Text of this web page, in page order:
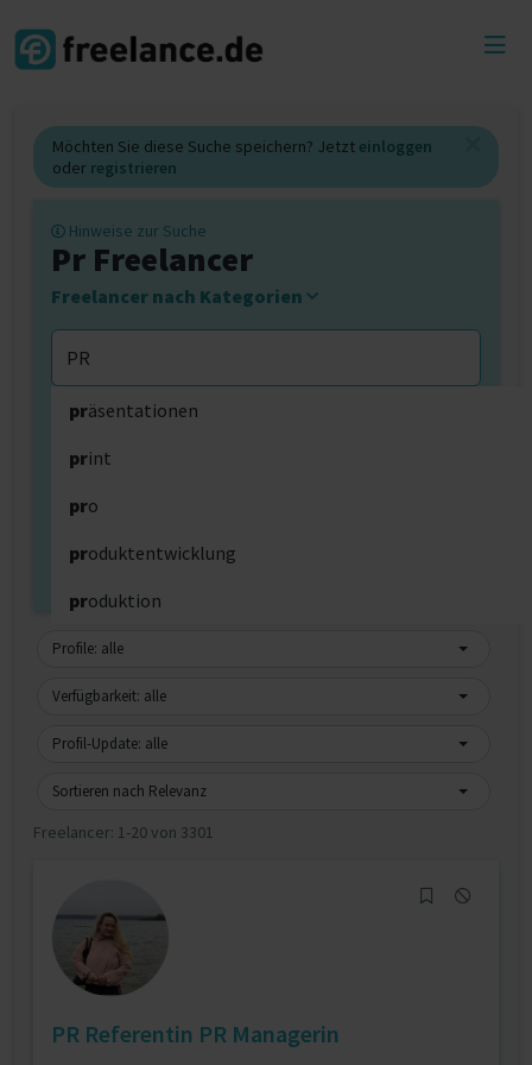
Möchten Sie diese Suche speichern? Jetzt einloggen
oder registrieren
Hinweise zur Suche
Pr Freelancer
Freelancer nach Kategorien
0 km
Profile: alle
Verfügbarkeit: alle
Profil-Update: alle
Sortieren nach Relevanz
Freelancer: 1-20 von 3301
PR Referentin PR Managerin
präsentationen
print
pro
produktentwicklung
produktion
produktmanagement
programmierer
projektassistenz
projektcontrolling
projektingenieur
projektmanager
projektsteuerung
prototypen